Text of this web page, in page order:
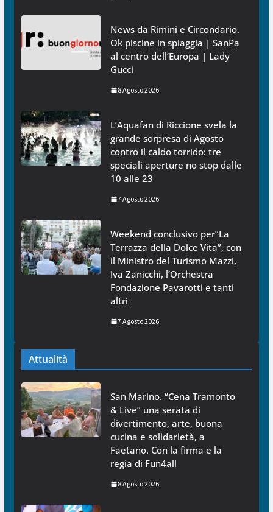
News da Rimini e Circondario.
Ok piscine in spiaggia | SanPa
al centro dell’Europa | Lady
Gucci
8 Agosto 2026
L’Aquafan di Riccione svela la
grande sorpresa di Agosto
contro il caldo torrido: tre
speciali aperture no stop dalle
10 alle 23
7 Agosto 2026
Weekend conclusivo per”La
Terrazza della Dolce Vita”, con
il Ministro del Turismo Mazzi,
Iva Zanicchi, l’Orchestra
Fondazione Pavarotti e tanti
altri
7 Agosto 2026
Attualità
San Marino. “Cena Tramonto
& Live” una serata di
divertimento, arte, buona
cucina e solidarietà, a
Faetano. Con la firma e la
regia di Fun4all
8 Agosto 2026